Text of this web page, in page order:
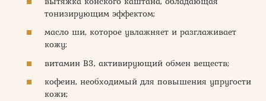
тонизирующим эффектом;
масло ши, которое увлажняет и разглаживает
кожу;
витамин B3, активирующий обмен веществ;
кофеин, необходимый для повышения упругости
кожи;